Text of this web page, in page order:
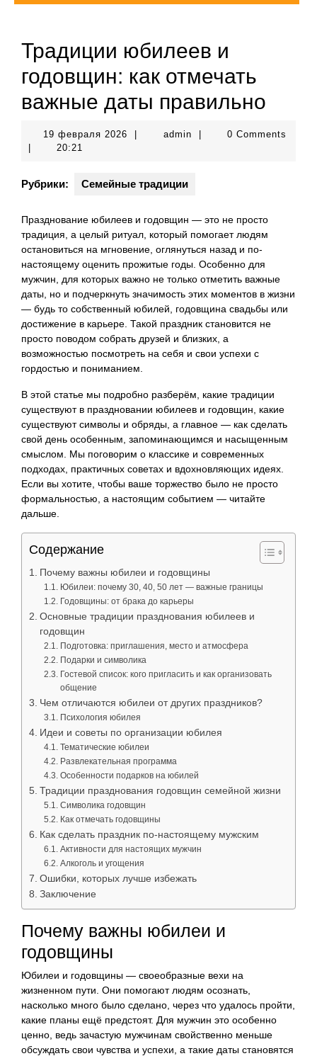
Традиции юбилеев и
годовщин: как отмечать
важные даты правильно
19 февраля 2026 19
adminadmin
0 Comments
20:21
Рубрики: Семейные традиции
Празднование юбилеев и годовщин — это не просто
традиция, а целый ритуал, который помогает людям
остановиться на мгновение, оглянуться назад и по-
настоящему оценить прожитые годы. Особенно для
мужчин, для которых важно не только отметить важные
даты, но и подчеркнуть значимость этих моментов в жизни
— будь то собственный юбилей, годовщина свадьбы или
достижение в карьере. Такой праздник становится не
просто поводом собрать друзей и близких, а
возможностью посмотреть на себя и свои успехи с
гордостью и пониманием.
В этой статье мы подробно разберём, какие традиции
существуют в праздновании юбилеев и годовщин, какие
существуют символы и обряды, а главное — как сделать
свой день особенным, запоминающимся и насыщенным
смыслом. Мы поговорим о классике и современных
подходах, практичных советах и вдохновляющих идеях.
Если вы хотите, чтобы ваше торжество было не просто
формальностью, а настоящим событием — читайте
дальше.
Содержание
Почему важны юбилеи и годовщины
Юбилеи: почему 30, 40, 50 лет — важные границы
Годовщины: от брака до карьеры
Основные традиции празднования юбилеев и
годовщин
Подготовка: приглашения, место и атмосфера
Подарки и символика
Гостевой список: кого пригласить и как организовать
общение
Чем отличаются юбилеи от других праздников?
Психология юбилея
Идеи и советы по организации юбилея
Тематические юбилеи
Развлекательная программа
Особенности подарков на юбилей
Традиции празднования годовщин семейной жизни
Символика годовщин
Как отмечать годовщины
Как сделать праздник по-настоящему мужским
Активности для настоящих мужчин
Алкоголь и угощения
Ошибки, которых лучше избежать
Заключение
Почему важны юбилеи и
годовщины
Юбилеи и годовщины — своеобразные вехи на
жизненном пути. Они помогают людям осознать,
насколько много было сделано, через что удалось пройти,
какие планы ещё предстоят. Для мужчин это особенно
ценно, ведь зачастую мужчинам свойственно меньше
обсуждать свои чувства и успехи, а такие даты становятся